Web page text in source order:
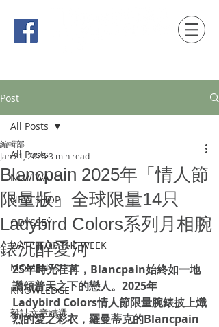
Post
All Posts
NEW WATCH
NEW SHOP
ODYSSEY
WATCH OF THE WEEK
MOMENTS
KNOWLEDGE
雜誌文章精選
All Posts
Blancpain 2025年「情人節
限量版」全球限量14只
Ladybird Colors系列月相腕
錶沉醉愛河
編輯部
Jan 21, 20253 min read
25年時光荏苒，Blancpain始終如一地
讚頌普天之下的戀人。2025年
Ladybird Colors情人節限量腕錶披上熾
烈的愛之彩衣，羅曼蒂克的Blancpain